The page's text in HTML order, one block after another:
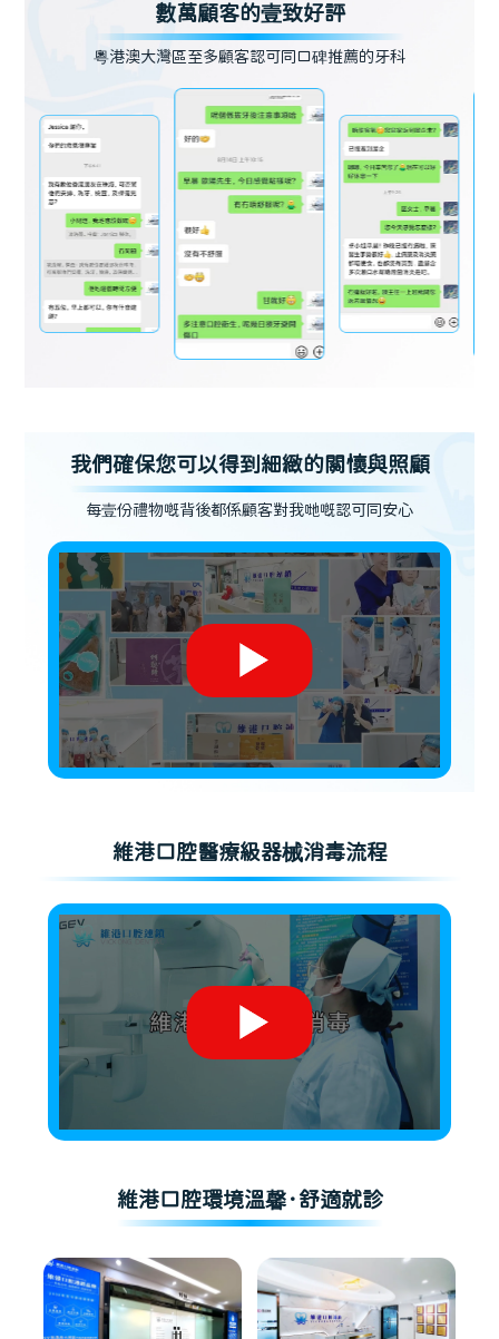
數萬顧客的壹致好評
粵港澳大灣區至多顧客認可同口碑推薦的牙科
我們確保您可以得到細緻的關懷與照顧
每壹份禮物嘅背後都係顧客對我哋嘅認可同安心
維港口腔醫療級器械消毒流程
維港口腔環境溫馨·舒適就診